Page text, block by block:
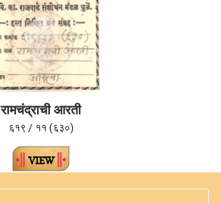
रामचंद्राची आरती
६१९ / ११ (६३०)